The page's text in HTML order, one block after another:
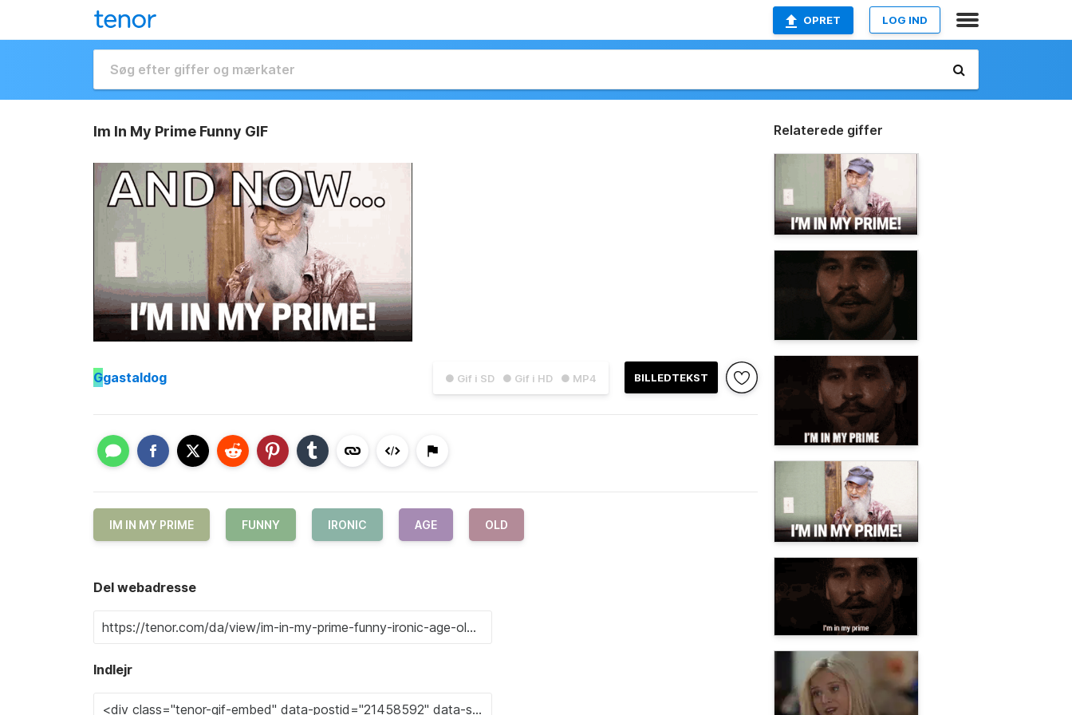
OPRET LOG IND
Im In My Prime Funny GIF
● Gif i SD ● Gif i HD ● MP4 BILLEDTEKST
Ggastaldog
IM IN MY PRIME FUNNY IRONIC AGE OLD
Del webadresse
Indlejr
Relaterede giffer